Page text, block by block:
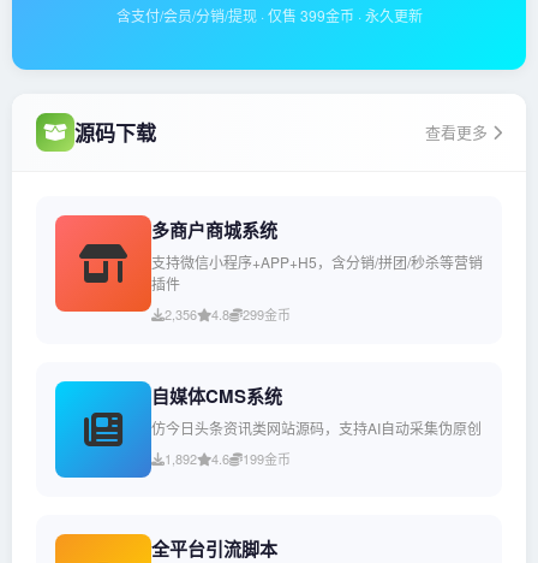
含支付/会员/分销/提现 · 仅售 399金币 · 永久更新
源码下载 查看更多
多商户商城系统
支持微信小程序+APP+H5，含分销/拼团/秒杀等营销
插件
2,356 4.8 299金币
自媒体CMS系统
仿今日头条资讯类网站源码，支持AI自动采集伪原创
1,892 4.6 199金币
全平台引流脚本